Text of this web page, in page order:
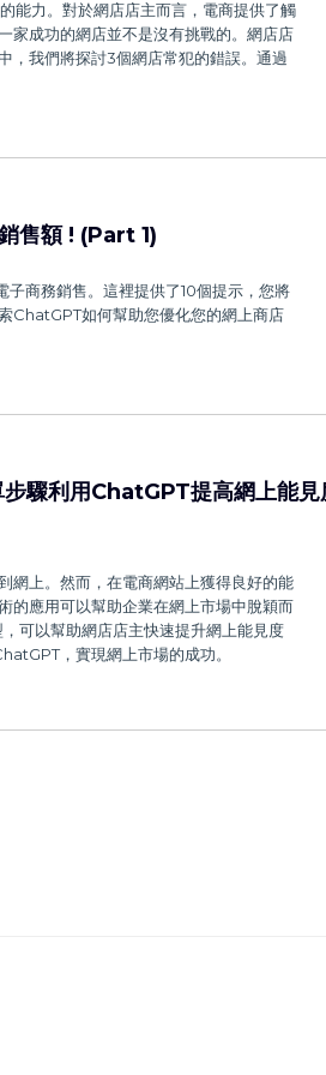
能力。對於網店店主而言，電商提供了觸
家成功的網店並不是沒有挑戰的。網店店
，我們將探討3個網店常犯的錯誤。通過
售額 ! (Part 1)
商務銷售。這裡提供了10個提示，您將
ChatGPT如何幫助您優化您的網上商店
驟利用ChatGPT提高網上能見
網上。然而，在電商網站上獲得良好的能
的應用可以幫助企業在網上市場中脫穎而
可以幫助網店店主快速提升網上能見度
，實現網上市場的成功。